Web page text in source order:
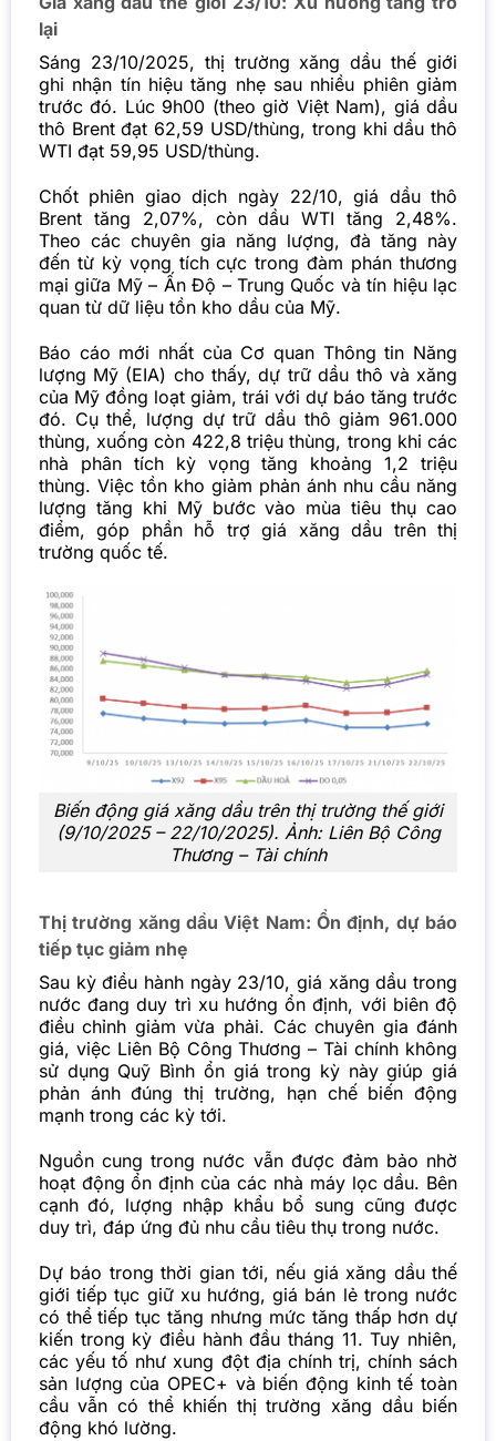
lại
Sáng 23/10/2025, thị trường xăng dầu thế giới
ghi nhận tín hiệu tăng nhẹ sau nhiều phiên giảm
trước đó. Lúc 9h00 (theo giờ Việt Nam), giá dầu
thô Brent đạt 62,59 USD/thùng, trong khi dầu thô
WTI đạt 59,95 USD/thùng.
Chốt phiên giao dịch ngày 22/10, giá dầu thô
Brent tăng 2,07%, còn dầu WTI tăng 2,48%.
Theo các chuyên gia năng lượng, đà tăng này
đến từ kỳ vọng tích cực trong đàm phán thương
mại giữa Mỹ – Ấn Độ – Trung Quốc và tín hiệu lạc
quan từ dữ liệu tồn kho dầu của Mỹ.
Báo cáo mới nhất của Cơ quan Thông tin Năng
lượng Mỹ (EIA) cho thấy, dự trữ dầu thô và xăng
của Mỹ đồng loạt giảm, trái với dự báo tăng trước
đó. Cụ thể, lượng dự trữ dầu thô giảm 961.000
thùng, xuống còn 422,8 triệu thùng, trong khi các
nhà phân tích kỳ vọng tăng khoảng 1,2 triệu
thùng. Việc tồn kho giảm phản ánh nhu cầu năng
lượng tăng khi Mỹ bước vào mùa tiêu thụ cao
điểm, góp phần hỗ trợ giá xăng dầu trên thị
trường quốc tế.
Biến động giá xăng dầu trên thị trường thế giới
(9/10/2025 – 22/10/2025). Ảnh: Liên Bộ Công
Thương – Tài chính
Thị trường xăng dầu Việt Nam: Ổn định, dự báo
tiếp tục giảm nhẹ
Sau kỳ điều hành ngày 23/10, giá xăng dầu trong
nước đang duy trì xu hướng ổn định, với biên độ
điều chỉnh giảm vừa phải. Các chuyên gia đánh
giá, việc Liên Bộ Công Thương – Tài chính không
sử dụng Quỹ Bình ổn giá trong kỳ này giúp giá
phản ánh đúng thị trường, hạn chế biến động
mạnh trong các kỳ tới.
Nguồn cung trong nước vẫn được đảm bảo nhờ
hoạt động ổn định của các nhà máy lọc dầu. Bên
cạnh đó, lượng nhập khẩu bổ sung cũng được
duy trì, đáp ứng đủ nhu cầu tiêu thụ trong nước.
Dự báo trong thời gian tới, nếu giá xăng dầu thế
giới tiếp tục giữ xu hướng, giá bán lẻ trong nước
có thể tiếp tục tăng nhưng mức tăng thấp hơn dự
kiến trong kỳ điều hành đầu tháng 11. Tuy nhiên,
các yếu tố như xung đột địa chính trị, chính sách
sản lượng của OPEC+ và biến động kinh tế toàn
cầu vẫn có thể khiến thị trường xăng dầu biến
động khó lường.